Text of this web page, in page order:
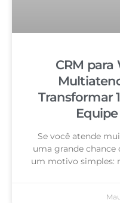
CRM
Transformar
Se você atende
uma grande chance
um motivo simples: